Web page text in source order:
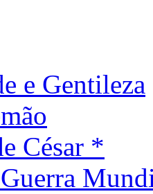
e Gentileza
César *